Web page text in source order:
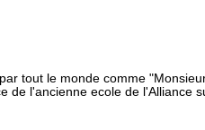
tout le monde comme
de l'ancienne ecole de l'Alliance